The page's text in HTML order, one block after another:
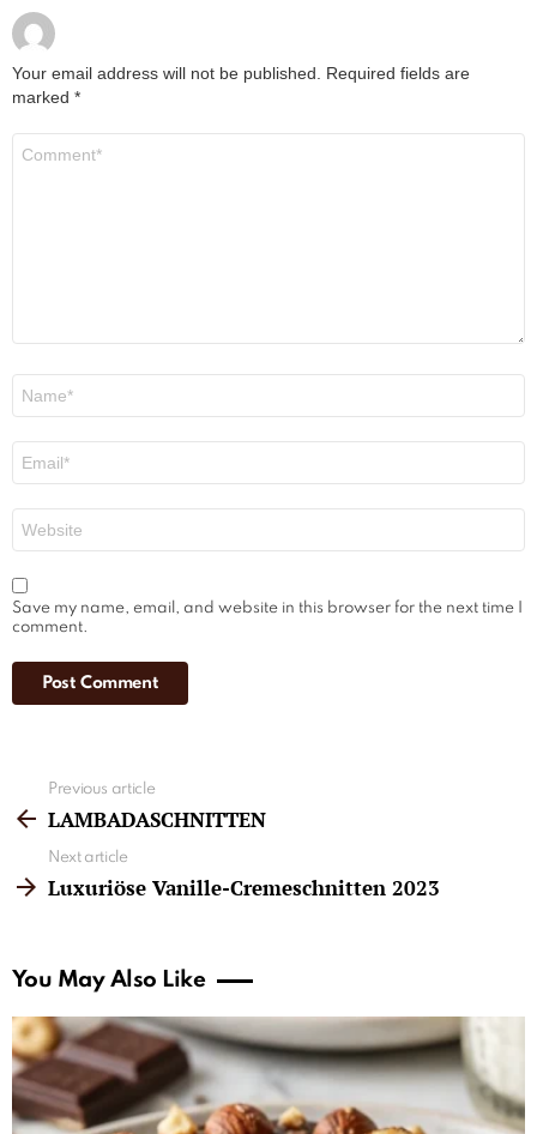
Your email address will not be published.
Required fields are
marked *
Save my name, email, and website in this browser for the next time I
comment.
more
Previous article
LAMBADASCHNITTEN
Next article
Luxuriöse Vanille-Cremeschnitten 2023
You May Also Like